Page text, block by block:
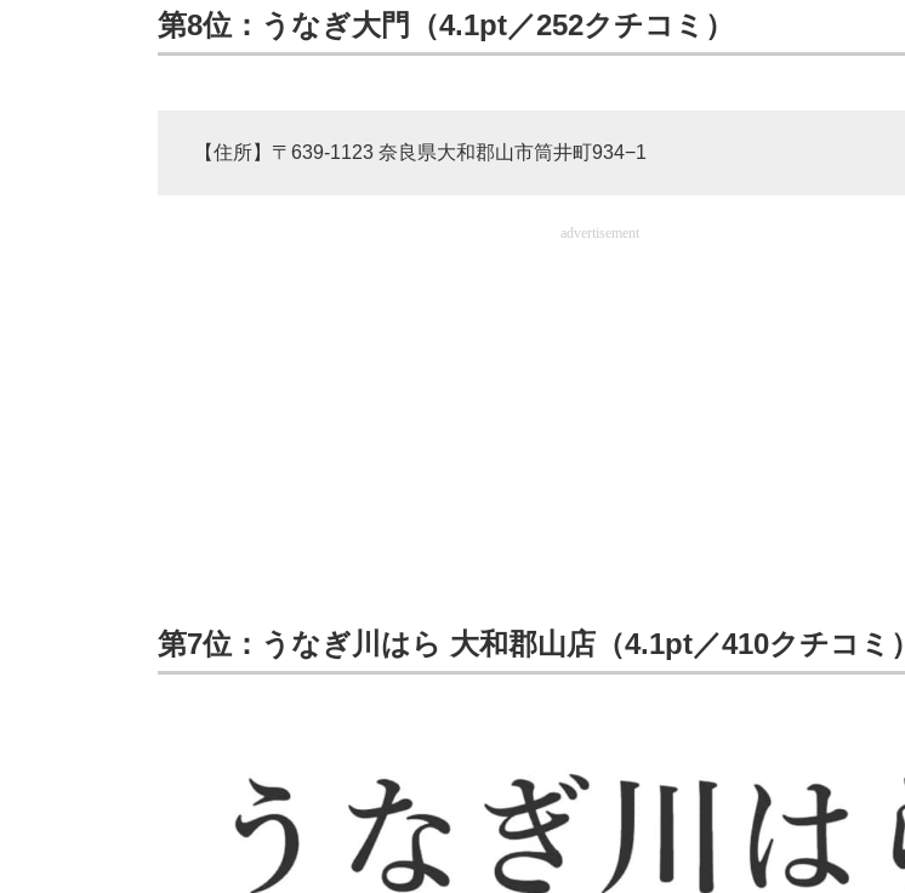
第8位：うなぎ大門（4.1pt／252クチコミ）
【住所】〒639-1123 奈良県大和郡山市筒井町934−1
advertisement
第7位：うなぎ川はら 大和郡山店（4.1pt／410クチコミ）